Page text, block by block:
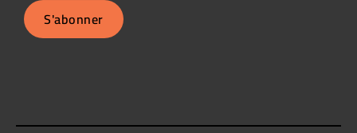
S'abonner